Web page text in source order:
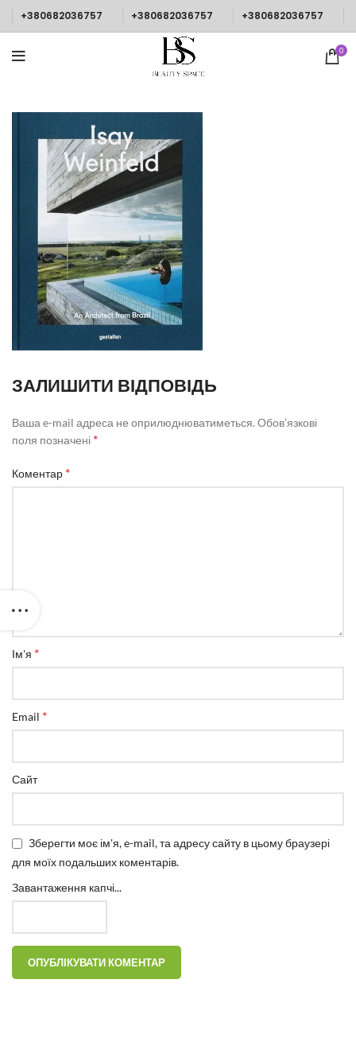
+380682036757 +380682036757 +380682036757
0
ЗАЛИШИТИ ВІДПОВІДЬ
Ваша e-mail адреса не оприлюднюватиметься. Обов’язкові
поля позначені *
Коментар *
Ім'я *
Email *
Сайт
Зберегти моє ім'я, e-mail, та адресу сайту в цьому браузері
для моїх подальших коментарів.
Завантаження капчі...